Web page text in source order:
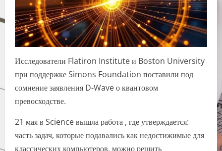
Исследователи Flatiron Institute и Boston University
при поддержке Simons Foundation поставили под
сомнение заявления D-Wave о квантовом
превосходстве.
21 мая в Science вышла работа , где утверждается:
часть задач, которые подавались как недостижимые для
классических компьютеров, можно решить